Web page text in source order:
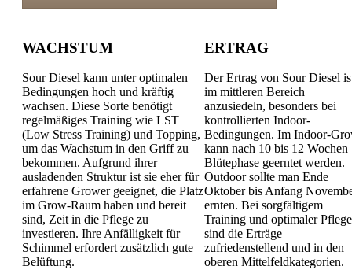
WACHSTUM
Sour Diesel kann unter optimalen
Bedingungen hoch und kräftig
wachsen. Diese Sorte benötigt
regelmäßiges Training wie LST
(Low Stress Training) und Topping,
um das Wachstum in den Griff zu
bekommen. Aufgrund ihrer
ausladenden Struktur ist sie eher für
erfahrene Grower geeignet, die Platz
im Grow-Raum haben und bereit
sind, Zeit in die Pflege zu
investieren. Ihre Anfälligkeit für
Schimmel erfordert zusätzlich gute
Belüftung.
ERTRAG
Der Ertrag von Sour Diesel
im mittleren Bereich
anzusiedeln, besonders bei
kontrollierten Indoor-
Bedingungen. Im Indoor-
kann nach 10 bis 12 Wochen
Blütephase geerntet werden.
Outdoor sollte man Ende
Oktober bis Anfang
ernten. Bei sorgfältigem
Training und optimaler Pflege
sind die Erträge
zufriedenstellend und in den
oberen Mittelfeldkategorien.